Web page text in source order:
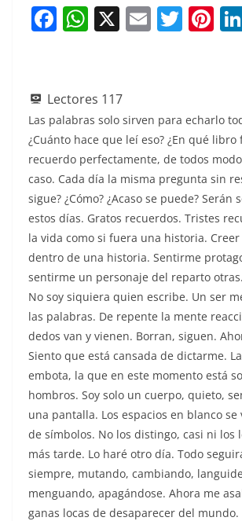
F
a
e
b
o
o
k
W
h
s
A
p
p
X E
m
T
w
Pi
nt
st
Lectores 117
Las palabras solo sirven para echarlo
¿Cuánto hace que leí eso? ¿En qué libro
recuerdo perfectamente, de todos
caso. Cada día la misma pregunta sin
sigue? ¿Cómo? ¿Acaso se puede? Serán
estos días. Gratos recuerdos. Tristes
la vida como si fuera una historia.
dentro de una historia. Sentirme
sentirme un personaje del reparto
No soy siquiera quien escribe. Un ser
las palabras. De repente la mente
dedos van y vienen. Borran, siguen.
Siento que está cansada de dictarme.
embota, la que en este momento está
hombros. Soy solo un cuerpo, quieto,
una pantalla. Los espacios en blanco
de símbolos. No los distingo, casi ni los
más tarde. Lo haré otro día. Todo
siempre, mutando, cambiando,
menguando, apagándose. Ahora me
ganas locas de desaparecer del mundo.